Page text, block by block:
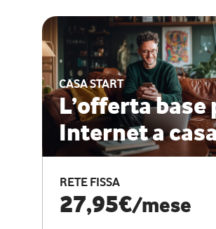
CASA START
L’offerta base
Internet a
RETE FISSA
27,95€/mese
ESCLUSIVA ONLINE
CASA PRO
Internet
vantaggi